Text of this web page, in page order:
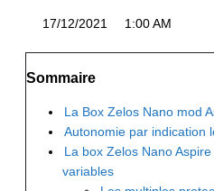
17/12/2021 1:00 AM
Sommaire
La Box Zelos Nano mod
Autonomie par indication
La box Zelos Nano
variables